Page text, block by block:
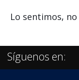
Lo sentimos,
Síguenos en: